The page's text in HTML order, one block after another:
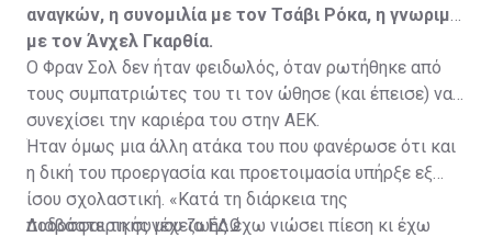
αναγκών, η συνομιλία με τον Τσάβι Ρόκα, η γνωριμία
με τον Άνχελ Γκαρθία.
Ο Φραν Σολ δεν ήταν φειδωλός, όταν ρωτήθηκε από
τους συμπατριώτες του τι τον ώθησε (και έπεισε) να
συνεχίσει την καριέρα του στην ΑΕΚ.
Ήταν όμως μια άλλη ατάκα του που φανέρωσε ότι και
η δική του προεργασία και προετοιμασία υπήρξε εξ
ίσου σχολαστική. «Κατά τη διάρκεια της
ποδοσφαιρικής μου ζωής έχω νιώσει πίεση κι έχω
Διαβάστε τη συνέχειαΕΔΩ